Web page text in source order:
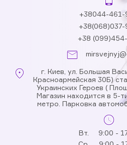
+38044-461-
+38
г. Киев, ул. Большая
Красноармейская 30Б)
Украинских Героев (
Магазин находится в 5-
метро. Парковка
Вт.
9:00 -